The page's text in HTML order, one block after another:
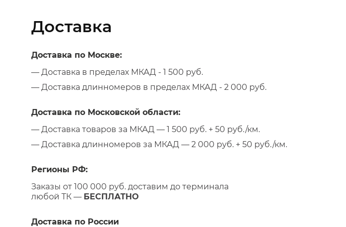
Доставка
Доставка по Москве:
— Доставка в пределах МКАД - 1 500 руб.
— Доставка длинномеров в пределах МКАД - 2 000 руб.
Доставка по Московской области:
— Доставка товаров за МКАД — 1 500 руб. + 50 руб./км.
— Доставка длинномеров за МКАД — 2 000 руб. + 50 руб./км.
Регионы РФ:
Заказы от 100 000 руб. доставим до терминала
любой ТК — БЕСПЛАТНО
Доставка по России